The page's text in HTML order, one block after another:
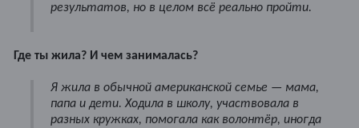
результатов, но в целом всё реально пройти.
Где ты жила? И чем занималась?
Я жила в обычной американской семье — мама,
папа и дети. Ходила в школу, участвовала в
разных кружках, помогала как волонтёр, иногда